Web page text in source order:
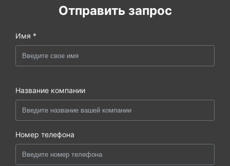
Отправить запрос
Имя *
Название компании
Номер телефона